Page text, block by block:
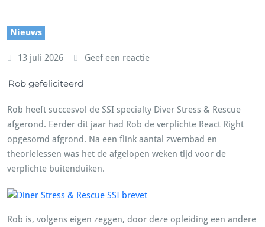
Nieuws
13 juli 2026 Geef een reactie
Rob gefeliciteerd
Rob heeft succesvol de SSI specialty Diver Stress & Rescue
afgerond. Eerder dit jaar had Rob de verplichte React Right
opgesomd afgrond. Na een flink aantal zwembad en
theorielessen was het de afgelopen weken tijd voor de
verplichte buitenduiken.
Rob is, volgens eigen zeggen, door deze opleiding een andere